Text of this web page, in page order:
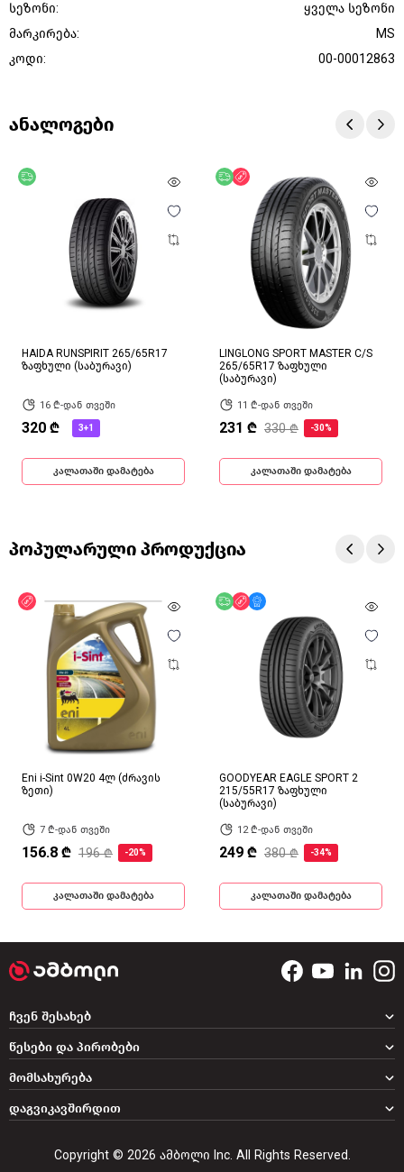
სეზონი:
ყველა სეზონი
მარკირება:
MS
კოდი:
00-00012863
ანალოგები
HAIDA RUNSPIRIT 265/65R17
ზაფხული (საბურავი)
16 ₾-დან თვეში
320 ₾ 3+1
კალათაში დამატება
უფასო მიწოდება
ფასდაკლება
LINGLONG SPORT MASTER C/S
265/65R17 ზაფხული
(საბურავი)
11 ₾-დან თვეში
231 ₾ 330 ₾ -30%
კალათაში დამატება
პოპულარული პროდუქცია
ფასდაკლება
Eni i-Sint 0W20 4ლ (ძრავის
ზეთი)
7 ₾-დან თვეში
156.8 ₾ 196 ₾ -20%
კალათაში დამატება
უფასო მიწოდება
ფასდაკლება
GOODYEAR EAGLE SPORT 2
215/55R17 ზაფხული
(საბურავი)
12 ₾-დან თვეში
249 ₾ 380 ₾ -34%
კალათაში დამატება
დაგვიკავშირდით
ჩვენ შესახებ
წესები და პირობები
მომსახურება
Copyright © 2026 ამბოლი Inc. All Rights Reserved.